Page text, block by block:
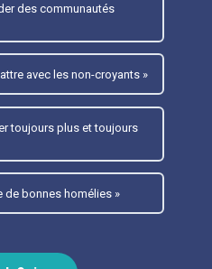
des communautés
avec les non-croyants »
toujours plus et toujours
de bonnes homélies »